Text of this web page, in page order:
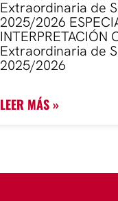
Extraordinaria de
2025/2026
Extraordinaria de
2025/2026
LEER MÁS »